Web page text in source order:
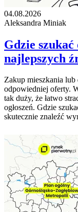
04.08.2026
Aleksandra Miniak
Gdzie
najlepszych
Zakup mieszkania lub
odpowiedniej oferty.
tak duży, że łatwo
ogłoszeń. Gdzie
skutecznie znaleźć